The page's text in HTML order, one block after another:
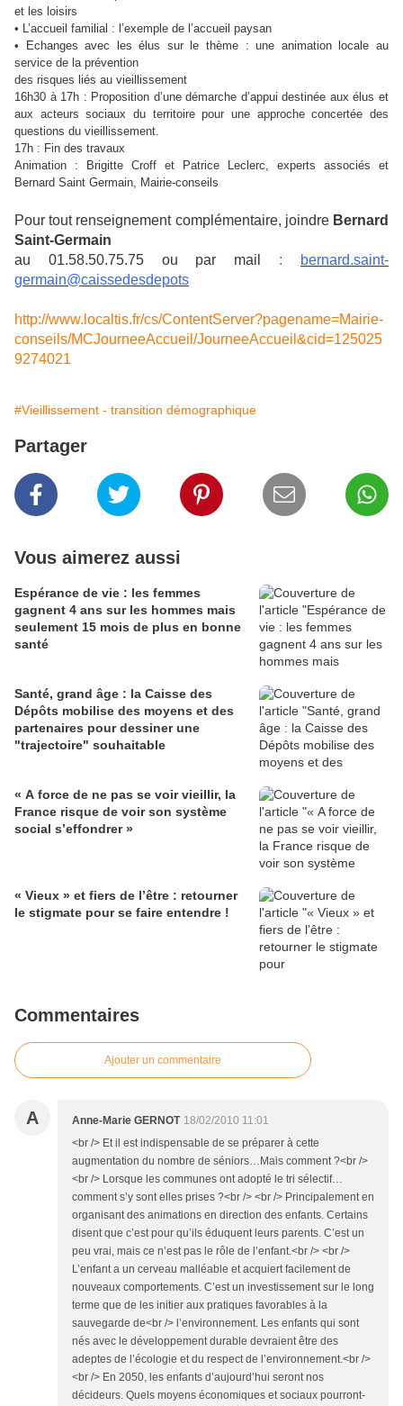
et les loisirs
• L’accueil familial : l’exemple de l’accueil paysan
• Echanges avec les élus sur le thème : une animation locale au
service de la prévention
des risques liés au vieillissement
16h30 à 17h : Proposition d’une démarche d’appui destinée aux élus et
aux acteurs sociaux du territoire pour une approche concertée des
questions du vieillissement.
17h : Fin des travaux
Animation : Brigitte Croff et Patrice Leclerc, experts associés et
Bernard Saint Germain, Mairie-conseils
Pour tout renseignement complémentaire, joindre Bernard
Saint-Germain
au 01.58.50.75.75 ou par mail :
bernard.saint-
germain@caissedesdepots
http://www.localtis.fr/cs/ContentServer?pagename=Mairie-
conseils/MCJourneeAccueil/JourneeAccueil&cid=125025
9274021
#Vieillissement - transition démographique
Partager
Vous aimerez aussi
Espérance de vie : les femmes
gagnent 4 ans sur les hommes mais
seulement 15 mois de plus en bonne
santé
Santé, grand âge : la Caisse des
Dépôts mobilise des moyens et des
partenaires pour dessiner une
"trajectoire" souhaitable
« A force de ne pas se voir vieillir, la
France risque de voir son système
social s’effondrer »
« Vieux » et fiers de l’être : retourner
le stigmate pour se faire entendre !
Commentaires
Ajouter un commentaire
A Anne-Marie GERNOT 18/02/2010 11:01
<br /> Et il est indispensable de se préparer à cette
augmentation du nombre de séniors…Mais comment ?<br />
<br /> Lorsque les communes ont adopté le tri sélectif…
comment s’y sont elles prises ?<br /> <br /> Principalement en
organisant des animations en direction des enfants. Certains
disent que c’est pour qu’ils éduquent leurs parents. C’est un
peu vrai, mais ce n’est pas le rôle de l’enfant.<br /> <br />
L’enfant a un cerveau malléable et acquiert facilement de
nouveaux comportements. C’est un investissement sur le long
terme que de les initier aux pratiques favorables à la
sauvegarde de<br /> l’environnement. Les enfants qui sont
nés avec le développement durable devraient être des
adeptes de l’écologie et du respect de l’environnement.<br />
<br /> En 2050, les enfants d’aujourd’hui seront nos
décideurs. Quels moyens économiques et sociaux pourront-